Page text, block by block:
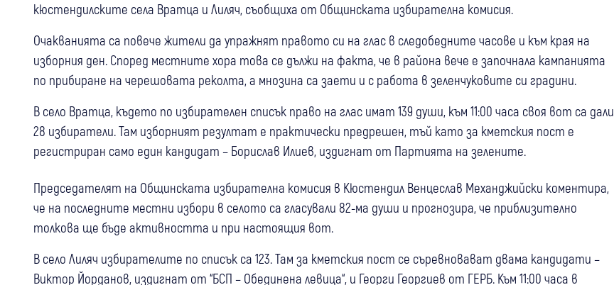
кюстендилските села Вратца и Лиляч, съобщиха от Общинската избирателна комисия.
Очакванията са повече жители да упражнят правото си на глас в следобедните часове и към края на
изборния ден. Според местните хора това се дължи на факта, че в района вече е започнала кампанията
по прибиране на черешовата реколта, а мнозина са заети и с работа в зеленчуковите си градини.
В село Вратца, където по избирателен списък право на глас имат 139 души, към 11:00 часа своя вот са дали
28 избиратели. Там изборният резултат е практически предрешен, тъй като за кметския пост е
регистриран само един кандидат – Борислав Илиев, издигнат от Партията на зелените.
Председателят на Общинската избирателна комисия в Кюстендил Венцеслав Механджийски коментира,
че на последните местни избори в селото са гласували 82-ма души и прогнозира, че приблизително
толкова ще бъде активността и при настоящия вот.
В село Лиляч избирателите по списък са 123. Там за кметския пост се съревновават двама кандидати –
Виктор Йорданов, издигнат от “БСП – Обединена левица“, и Георги Георгиев от ГЕРБ. Към 11:00 часа в